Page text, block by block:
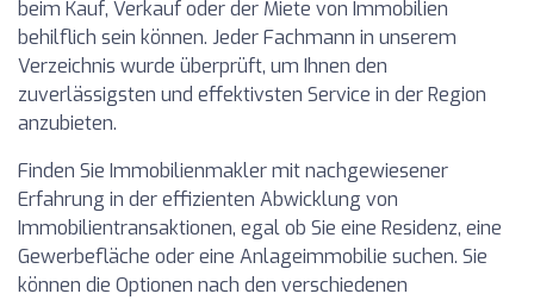
beim Kauf, Verkauf oder der Miete von Immobilien
behilflich sein können. Jeder Fachmann in unserem
Verzeichnis wurde überprüft, um Ihnen den
zuverlässigsten und effektivsten Service in der Region
anzubieten.
Finden Sie Immobilienmakler mit nachgewiesener
Erfahrung in der effizienten Abwicklung von
Immobilientransaktionen, egal ob Sie eine Residenz, eine
Gewerbefläche oder eine Anlageimmobilie suchen. Sie
können die Optionen nach den verschiedenen